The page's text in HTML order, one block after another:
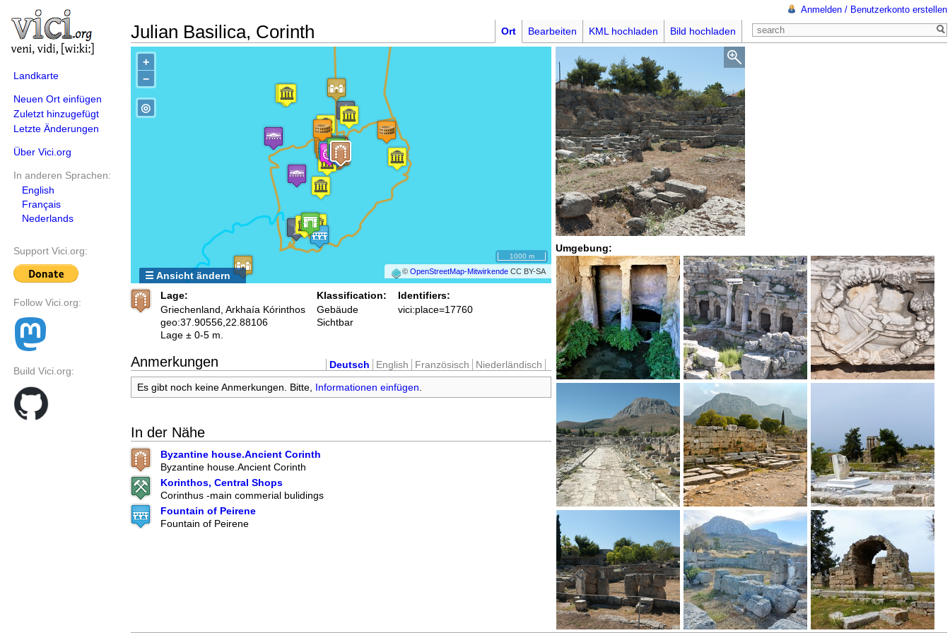
Landkarte
Neuen Ort einfügen
Zuletzt hinzugefügt
Letzte Änderungen
Über Vici.org
In anderen Sprachen:
English
Français
Nederlands
Support Vici.org:
Follow Vici.org:
Build Vici.org:
Julian Basilica, Corinth
Anmelden / Benutzerkonto erstellen
Ort Bearbeiten KML hochladen Bild hochladen
+
−
©OpenStreetMap-Mitwirkende CC BY-SA
◎
1000 m
☰ Ansicht ändern
Umgebung:
Lage:
Griechenland, Arkhaía Kórinthos
geo:37.90556,22.88106
Lage ± 0-5 m.
Klassification:
Gebäude
Sichtbar
Identifiers:
vici:place=17760
Anmerkungen Deutsch English Französisch
Niederländisch
Es gibt noch keine Anmerkungen. Bitte, Informationen einfügen.
In der Nähe
Byzantine house.Ancient Corinth
Byzantine house.Ancient Corinth
Korinthos, Central Shops
Corinthus -main commerial bulidings
Fountain of Peirene
Fountain of Peirene